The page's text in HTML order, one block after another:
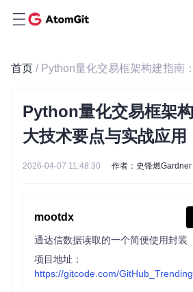
首页
Python量化交易框架
大技术要点与实战应用
2026-04-07 11:48:30 作者：史锋燃Gardner
mootdx
通达信数据读取的一个简便使用封装
项目地址：
https://gitcode.com/